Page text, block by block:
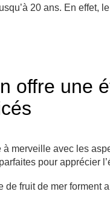
20 ans. En effet,
offre une
à merveille avec les
pour apprécier
de fruit de mer